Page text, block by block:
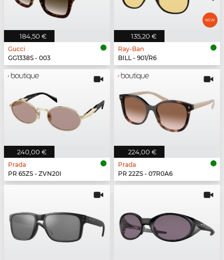
184,50 €
Gucci
GG1338S - 003
135,20 €
Ray-Ban
BILL - 901/R6
240,00 €
Prada
PR 65ZS - ZVN20I
224,00 €
Prada
PR 22ZS - 07R0A6